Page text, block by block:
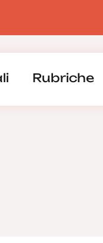
Rubriche